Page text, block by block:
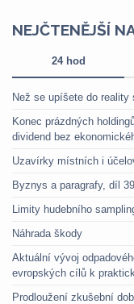
NEJČTENĚJŠÍ
24 hod
Než se upíšete do reality
Konec prázdných
dividend bez
Uzavírky místních i
Byznys a paragrafy, díl
Limity hudebního
Náhrada škody
Aktuální vývoj
evropských cílů k
Prodloužení zkušební